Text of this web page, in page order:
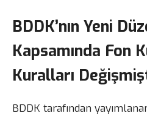
BDDK’nın Yeni
Kapsamında Fon
Kuralları
BDDK tarafından